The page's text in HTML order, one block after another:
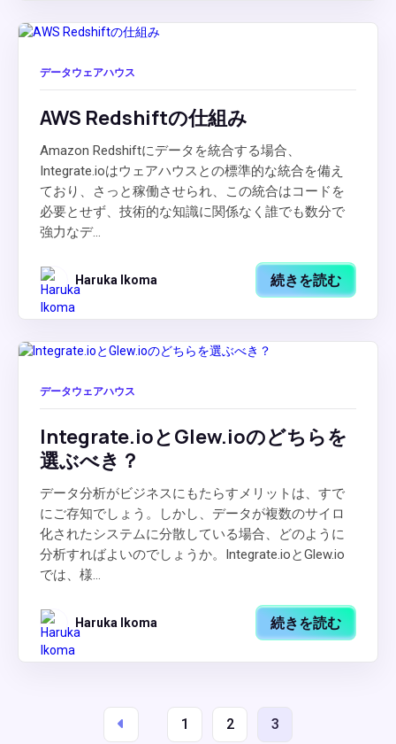
データウェアハウス
AWS Redshiftの仕組み
Amazon Redshiftにデータを統合する場合、
Integrate.ioはウェアハウスとの標準的な統合を備え
ており、さっと稼働させられ、この統合はコードを
必要とせず、技術的な知識に関係なく誰でも数分で
強力なデ...
Haruka Ikoma 続きを読む
データウェアハウス
Integrate.ioとGlew.ioのどちらを
選ぶべき？
データ分析がビジネスにもたらすメリットは、すで
にご存知でしょう。しかし、データが複数のサイロ
化されたシステムに分散している場合、どのように
分析すればよいのでしょうか。Integrate.ioとGlew.io
では、様...
Haruka Ikoma 続きを読む
1 2 3